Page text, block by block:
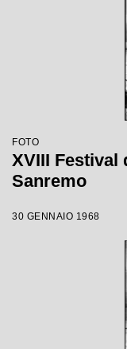
FOTO
XVIII Festival
Sanremo
30 GENNAIO 1968